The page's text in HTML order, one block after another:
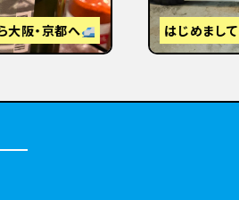
はじめまして